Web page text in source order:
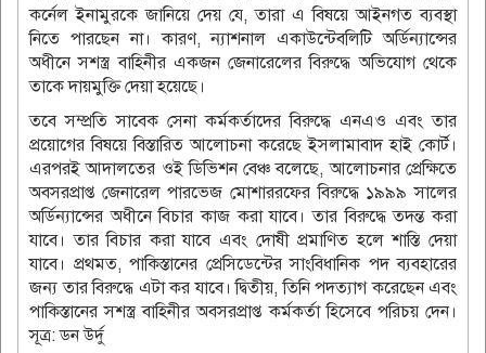
কর্নেল ইনামুরকে জানিয়ে দেয় যে, তারা এ বিষয়ে আইনগত ব্যবস্থা
নিতে পারছেন না। কারণ, ন্যাশনাল একাউন্টেবলিটি অর্ডিন্যান্সের
অধীনে সশস্ত্র বাহিনীর একজন জেনারেলের বিরুদ্ধে অভিযোগ থেকে
তাকে দায়মুক্তি দেয়া হয়েছে।
তবে সম্প্রতি সাবেক সেনা কর্মকর্তাদের বিরুদ্ধে এনএও এবং তার
প্রয়োগের বিষয়ে বিস্তারিত আলোচনা করেছে ইসলামাবাদ হাই কোর্ট।
এরপরই আদালতের ওই ডিভিশন বেঞ্চ বলেছে, আলোচনার প্রেক্ষিতে
অবসরপ্রাপ্ত জেনারেল পারভেজ মোশাররফের বিরুদ্ধে ১৯৯৯ সালের
অর্ডিন্যান্সের অধীনে বিচার কাজ করা যাবে। তার বিরুদ্ধে তদন্ত করা
যাবে। তার বিচার করা যাবে এবং দোষী প্রমাণিত হলে শাস্তি দেয়া
যাবে। প্রথমত, পাকিস্তানের প্রেসিডেন্টের সাংবিধানিক পদ ব্যবহারের
জন্য তার বিরুদ্ধে এটা কর যাবে। দ্বিতীয়, তিনি পদত্যাগ করেছেন এবং
পাকিস্তানের সশস্ত্র বাহিনীর অবসরপ্রাপ্ত কর্মকর্তা হিসেবে পরিচয় দেন।
সূত্র: ডন উর্দু